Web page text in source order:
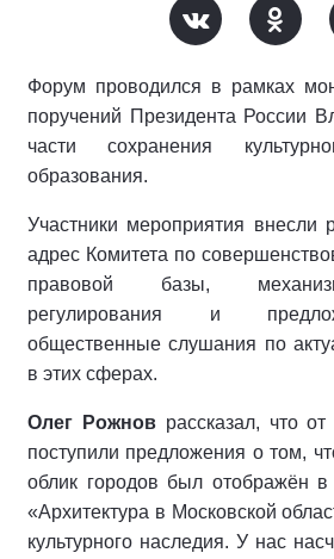
Форум проводился в рамках
поручений Президента России
части сохранения
образования.
Участники мероприятия внесли
адрес Комитета по
правовой базы,
регулирования и
общественные слушания по
в этих сферах.
Олег Рожнов рассказал, что
поступили предложения о том,
облик городов был отображён в
«Архитектура в Московской
культурного наследия. У нас